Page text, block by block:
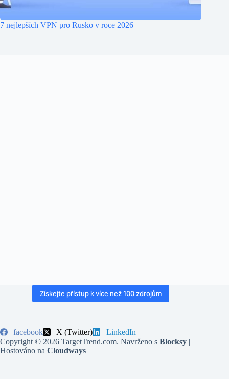
7 nejlepších VPN pro Rusko v roce 2026
Získejte přístup k více než 100 zdrojům
facebook X (Twitter)
LinkedIn
Copyright © 2026 TargetTrend.com. Navrženo s Blocksy |
Hostováno na Cloudways